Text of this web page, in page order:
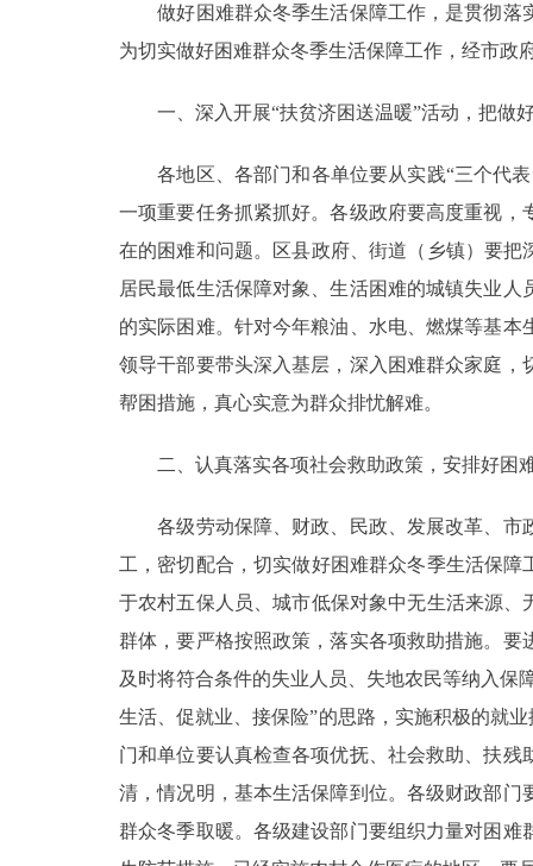
决策公开
便民服务
中介服务
12345网上接诉即办
北京概况
绿色北京
多语种
ENGLISH
做好困难群众冬季生活保障工作，是贯彻落
为切实做好困难群众冬季生活保障工作，经市政
一、深入开展“扶贫济困送温暖”活动，把做
各地区、各部门和各单位要从实践“三个代表
一项重要任务抓紧抓好。各级政府要高度重视
在的困难和问题。区县政府、街道（乡镇）要
居民最低生活保障对象、生活困难的城镇失业
的实际困难。针对今年粮油、水电、燃煤等基
领导干部要带头深入基层，深入困难群众家庭
帮困措施，真心实意为群众排忧解难。
二、认真落实各项社会救助政策，安排好困
各级劳动保障、财政、民政、发展改革、市
工，密切配合，切实做好困难群众冬季生活保
于农村五保人员、城市低保对象中无生活来源
群体，要严格按照政策，落实各项救助措施。
及时将符合条件的失业人员、失地农民等纳入保
生活、促就业、接保险”的思路，实施积极的就
门和单位要认真检查各项优抚、社会救助、扶
清，情况明，基本生活保障到位。各级财政部
群众冬季取暖。各级建设部门要组织力量对困